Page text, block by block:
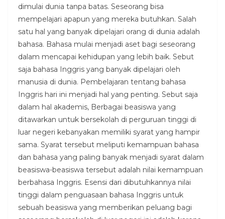
dimulai dunia tanpa batas. Seseorang bisa
mempelajari apapun yang mereka butuhkan. Salah
satu hal yang banyak dipelajari orang di dunia adalah
bahasa. Bahasa mulai menjadi aset bagi seseorang
dalam mencapai kehidupan yang lebih baik. Sebut
saja bahasa Inggris yang banyak dipelajari oleh
manusia di dunia. Pembelajaran tentang bahasa
Inggris hari ini menjadi hal yang penting. Sebut saja
dalam hal akademis, Berbagai beasiswa yang
ditawarkan untuk bersekolah di perguruan tinggi di
luar negeri kebanyakan memiliki syarat yang hampir
sama. Syarat tersebut meliputi kemampuan bahasa
dan bahasa yang paling banyak menjadi syarat dalam
beasiswa-beasiswa tersebut adalah nilai kemampuan
berbahasa Inggris. Esensi dari dibutuhkannya nilai
tinggi dalam penguasaan bahasa Inggris untuk
sebuah beasiswa yang memberikan peluang bagi